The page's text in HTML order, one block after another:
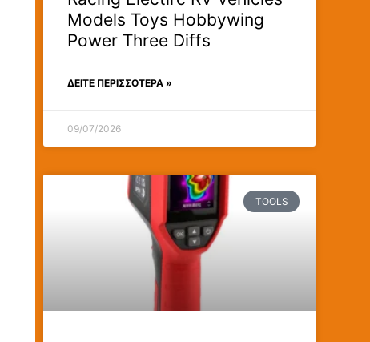
Models Toys Hobbywing
Power Three Diffs
ΔΕΊΤΕ ΠΕΡΙΣΣΟΤΕΡΑ »
09/07/2026
TOOLS